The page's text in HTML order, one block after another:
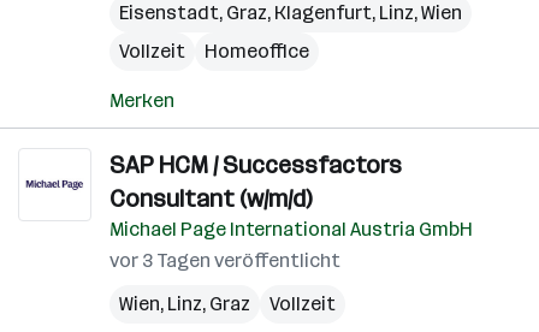
Eisenstadt, Graz, Klagenfurt, Linz,Wien
Vollzeit
Homeoffice
Merken
SAP HCM / Successfactors
Consultant (w/m/d)
Michael Page International Austria GmbH
vor 3 Tagen veröffentlicht
Wien, Linz, Graz Vollzeit